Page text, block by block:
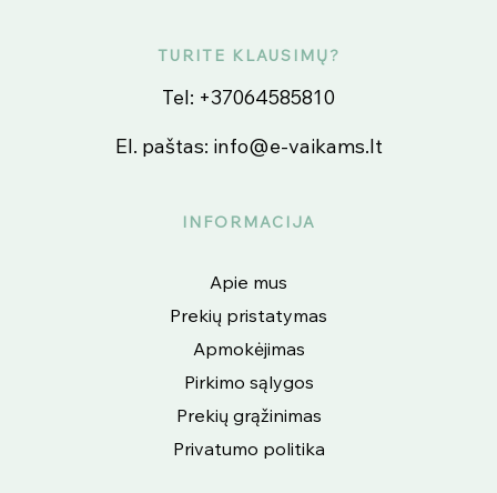
TURITE KLAUSIMŲ?
Tel: +37064585810
El. paštas: info@e-vaikams.lt
INFORMACIJA
Apie mus
Prekių pristatymas
Apmokėjimas
Pirkimo sąlygos
Prekių grąžinimas
Privatumo politika